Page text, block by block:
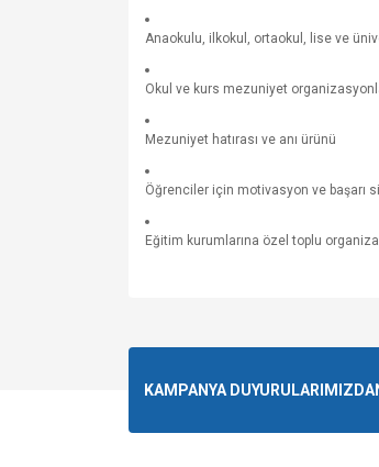
Anaokulu, ilkokul, ortaokul, lise ve
Okul ve kurs mezuniyet
Mezuniyet hatırası ve anı ürünü
Öğrenciler için motivasyon ve başarı
Eğitim kurumlarına özel toplu
Ürün resmi kalitesiz, bozuk
KAMPANYA